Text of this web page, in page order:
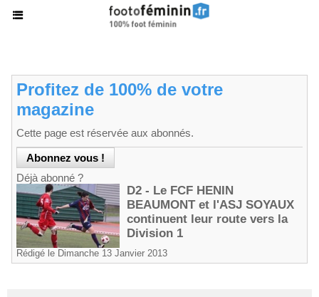
Profitez de 100% de votre
magazine
Cette page est réservée aux abonnés.
Déjà abonné ?
D2 - Le FCF HENIN
BEAUMONT et l'ASJ SOYAUX
continuent leur route vers la
Division 1
Rédigé le Dimanche 13 Janvier 2013